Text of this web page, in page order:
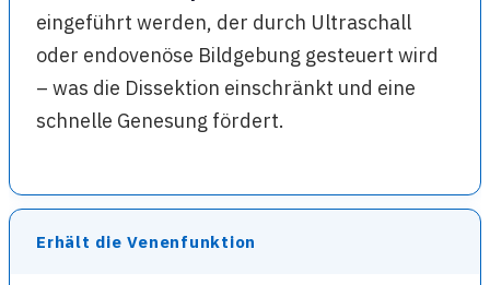
eingeführt werden, der durch Ultraschall
oder endovenöse Bildgebung gesteuert wird
– was die Dissektion einschränkt und eine
schnelle Genesung fördert.
Erhält die Venenfunktion